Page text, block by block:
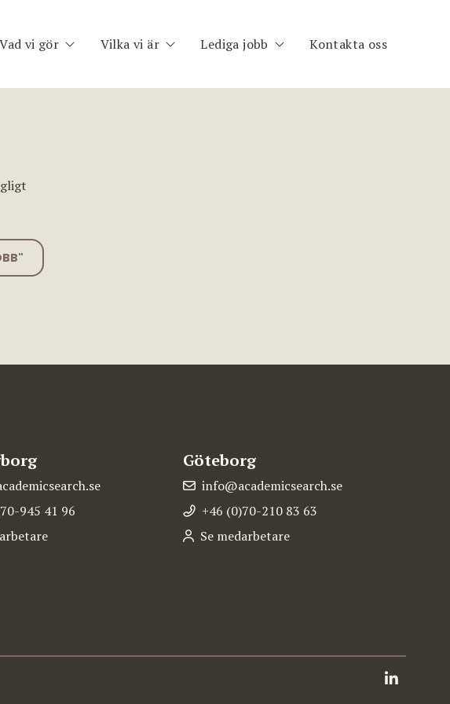
Vad vi gör
Team Assessment
Planet Consulting
Vilka vi är Lediga jobb Kontakta oss
945 41 96
Göteborg
info@academicsearch.se
+46 (0)70-210 83 63
Se medarbetare